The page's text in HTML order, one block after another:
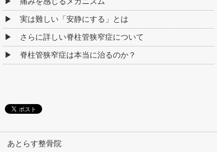
実は難しい「安静にする」とは
さらに詳しい脊柱管狭窄症について
脊柱管狭窄症は本当に治るのか？
あとらす整骨院